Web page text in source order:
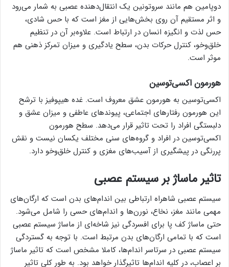
دوپامین هم مانند سروتونین یک انتقال‌دهنده عصبی به شمار می‌رود
و اثر مستقیم آن روی بخش‌هایی از مغز است که با حس شادی،
حس لذت و انگیزه انسان در ارتباط است. علاوه‌بر آن در تنظیم
خلق‌وخو، کنترل حرکات بدن، سطح یادگیری و میزان تمرکز ذهنی هم
موثر است.
هورمون اکسی‌توسین
اکسی‌توسین به هورمون عشق معروف است. غده هیپوفیز با ترشح
این هورمون رفتارهای اجتماعی، پیوندهای عاطفی و میزان عشق و
دلبستگی افراد را تحت تاثیر قرار می‌دهد. سطح هورمون
اکسی‌توسین در افراد و گروه‌های سنی مختلف یکسان نیست و نقش
پررنگی در پیشگیری از آسیب‌های مغزی و کنترل خلق‌وخو دارد.
تاثیر ماساژ بر سیستم عصبی
سیستم عصبی شاهراه ارتباطی بین اندام‌های بدن است که ارگان‌های
مهمی مانند مغز، نخاع، نورن‌ها و اندام‌های حسی را شامل می‌شود.
حتی ماساژ کف پا برای افسردگی نیز شاخه‌ای از ماساژ سیستم عصبی
است که با تمامی ارگان‌های بدن مرتبط است. با توجه به گستردگی
سیستم عصبی در سرتاسر اندام‌ها، کاملا مشخص است که تاثیر ماساژ
بر اعصاب، در کلیه اندام‌ها تاثیرگذار خواهد بود. به طور کلی تاثیر